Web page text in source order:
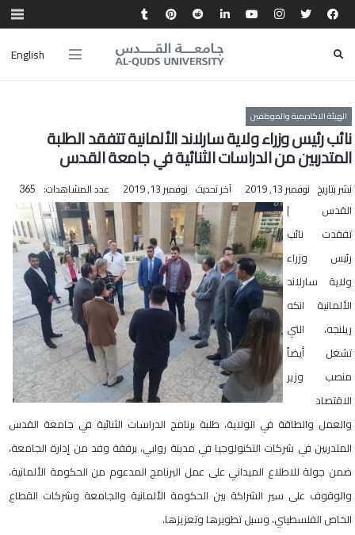
English
الهيئة الاكاديمية والموظفين
نائب رئيس وزراء ولاية سارلاند الألمانية تتفقد الطلبة
المتدربين من الدراسات الثنائية في جامعة القدس
نشر بتاريخ نوفمبر 13, 2019 آخر تحديث نوفمبر 13, 2019 عدد المشاهدات: 365
القدس |
تفقدت نائب
رئيس وزراء
ولاية سارلاند
الألمانية انكه
ريلنجه، التي
تشغل أيضاً
منصب وزير
الاقتصاد
والعمل والطاقة في الولاية، طلبة برنامج الدراسات الثنائية في جامعة القدس
المتدربين في شركات التكنولوجيا في مدينة روابي، برفقة وفد من إدارة الجامعة،
ضمن جولة للاطلاع الميداني على عمل البرنامج المدعوم من الحكومة الألمانية،
والوقوف على سير الشراكة بين الحكومة الألمانية والجامعة وشركات القطاع
الخاص الفلسطيني، وسبل تطويرها وتعزيزها.